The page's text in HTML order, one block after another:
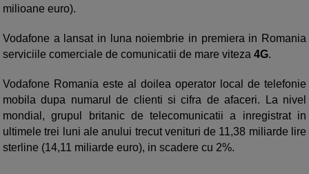
milioane euro).
Vodafone a lansat in luna noiembrie in premiera in Romania
serviciile comerciale de comunicatii de mare viteza 4G.
Vodafone Romania este al doilea operator local de telefonie
mobila dupa numarul de clienti si cifra de afaceri. La nivel
mondial, grupul britanic de telecomunicatii a inregistrat in
ultimele trei luni ale anului trecut venituri de 11,38 miliarde lire
sterline (14,11 miliarde euro), in scadere cu 2%.